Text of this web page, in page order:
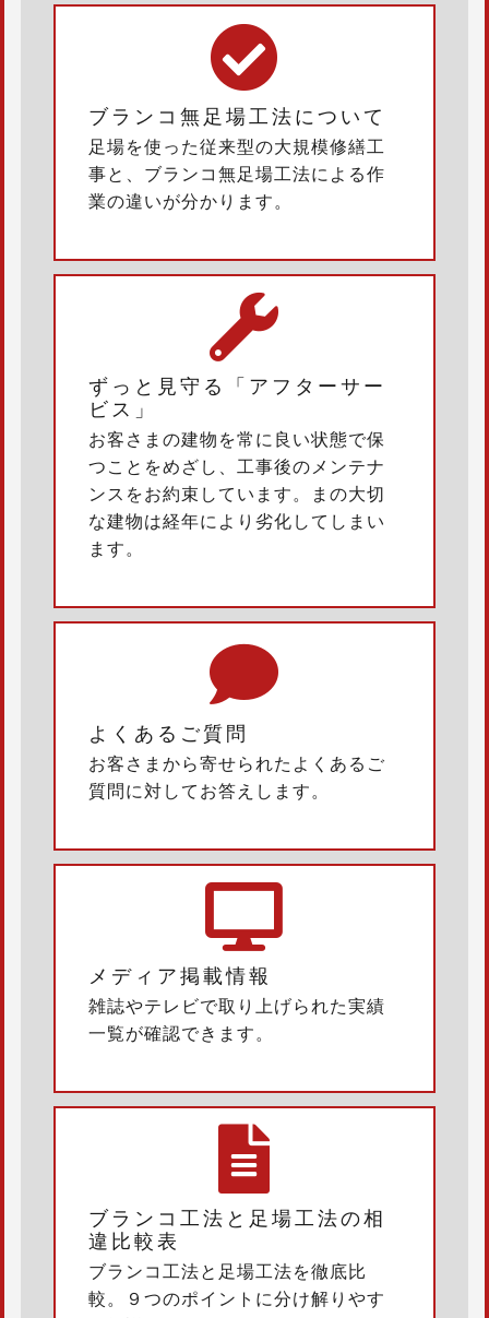
ブランコ無足場工法について
足場を使った従来型の大規模修繕工
事と、ブランコ無足場工法による作
業の違いが分かります。
ずっと見守る「アフターサー
ビス」
お客さまの建物を常に良い状態で保
つことをめざし、工事後のメンテナ
ンスをお約束しています。まの大切
な建物は経年により劣化してしまい
ます。
よくあるご質問
お客さまから寄せられたよくあるご
質問に対してお答えします。
メディア掲載情報
雑誌やテレビで取り上げられた実績
一覧が確認できます。
ブランコ工法と足場工法の相
違比較表
ブランコ工法と足場工法を徹底比
較。９つのポイントに分け解りやす